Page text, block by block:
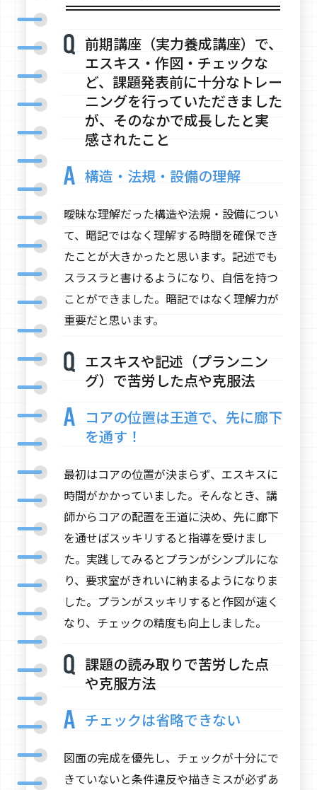
前期講座（実力養成講座）で、
エスキス・作図・チェックな
ど、課題発表前に十分なトレー
ニングを行っていただきました
が、そのなかで成長したと実
感されたこと
構造・法規・設備の理解
曖昧な理解だった構造や法規・設備につい
て、暗記ではなく理解する時間を確保でき
たことが大きかったと思います。記述でも
スラスラと書けるようになり、自信を持つ
ことができました。暗記ではなく理解力が
重要だと思います。
エスキスや記述（プランニン
グ）で苦労した点や克服法
コアの位置は王道で、先に廊下
を通す！
最初はコアの位置が決まらず、エスキスに
時間がかかっていました。そんなとき、講
師からコアの配置を王道に決め、先に廊下
を通せばスッキリすると指導を受けまし
た。実践してみるとプランがシンプルにな
り、要求室がきれいに納まるようになりま
した。プランがスッキリすると作図が速く
なり、チェックの精度も向上しました。
課題の読み取りで苦労した点
や克服方法
チェックは省略できない
図面の完成を優先し、チェックが十分にで
きていないと条件違反や描きミスが必ずあ